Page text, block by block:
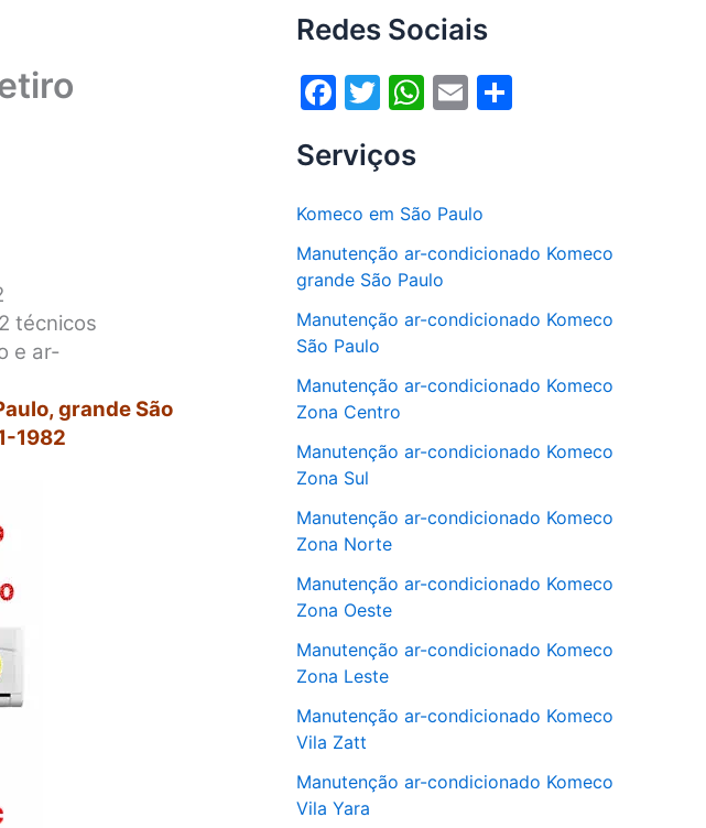
técnicos
e ar-
grande São
1982
Redes Sociais
F
c
b
o
o
k
T
itt
er
W
s
A
p
E
l
Serviços
Komeco em São Paulo
Manutenção ar-condicionado Komeco
grande São Paulo
Manutenção ar-condicionado Komeco
São Paulo
Manutenção ar-condicionado Komeco
Zona Centro
Manutenção ar-condicionado Komeco
Zona Sul
Manutenção ar-condicionado Komeco
Zona Norte
Manutenção ar-condicionado Komeco
Zona Oeste
Manutenção ar-condicionado Komeco
Zona Leste
Manutenção ar-condicionado Komeco
Vila Zatt
Manutenção ar-condicionado Komeco
Vila Yara